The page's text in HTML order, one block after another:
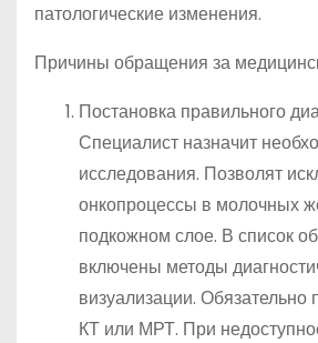
патологические изменения.
Причины обращения за
Постановка правильного
Специалист назначит
исследования. Позволят
онкопроцессы в молочных
подкожном слое. В список
включены методы
визуализации.
КТ или МРТ. При